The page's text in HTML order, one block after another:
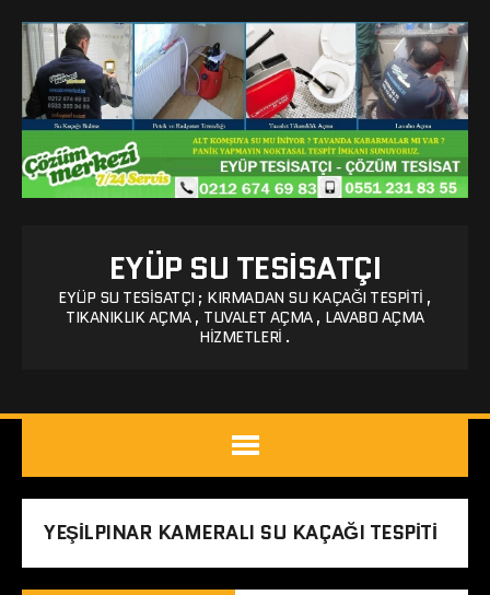
EYÜP SU TESISATÇI
EYÜP SU TESISATÇI ; KIRMADAN SU KAÇAĞI TESPITI ,
TIKANIKLIK AÇMA , TUVALET AÇMA , LAVABO AÇMA
HIZMETLERI .
YEŞILPINAR KAMERALI SU KAÇAĞI TESPITI